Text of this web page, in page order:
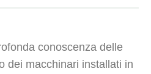
conoscenza delle
dei macchinari installati in